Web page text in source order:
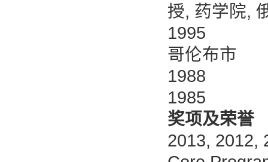
授, 药学院,
1995 博士
哥伦布市
1988 硕士
1985 学士
奖项及荣誉
2013, 2012,